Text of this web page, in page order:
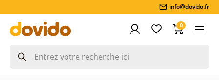
info@dovido.fr
0